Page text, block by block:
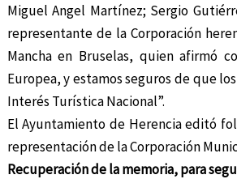
Miguel Angel Martínez; Sergio
representante de la Corporación
Mancha en Bruselas, quien afirmó
Europea, y estamos seguros de que
Interés Turística Nacional”.
El Ayuntamiento de Herencia editó
representación de la Corporación
Recuperación de la memoria, para